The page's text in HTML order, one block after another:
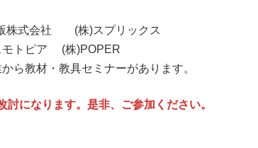
式会社 (株)スプリックス
トピア (株)POPER
教材・教具セミナーがあります。
になります。是非、ご参加ください。